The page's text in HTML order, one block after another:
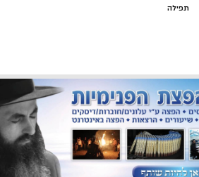
תפילה